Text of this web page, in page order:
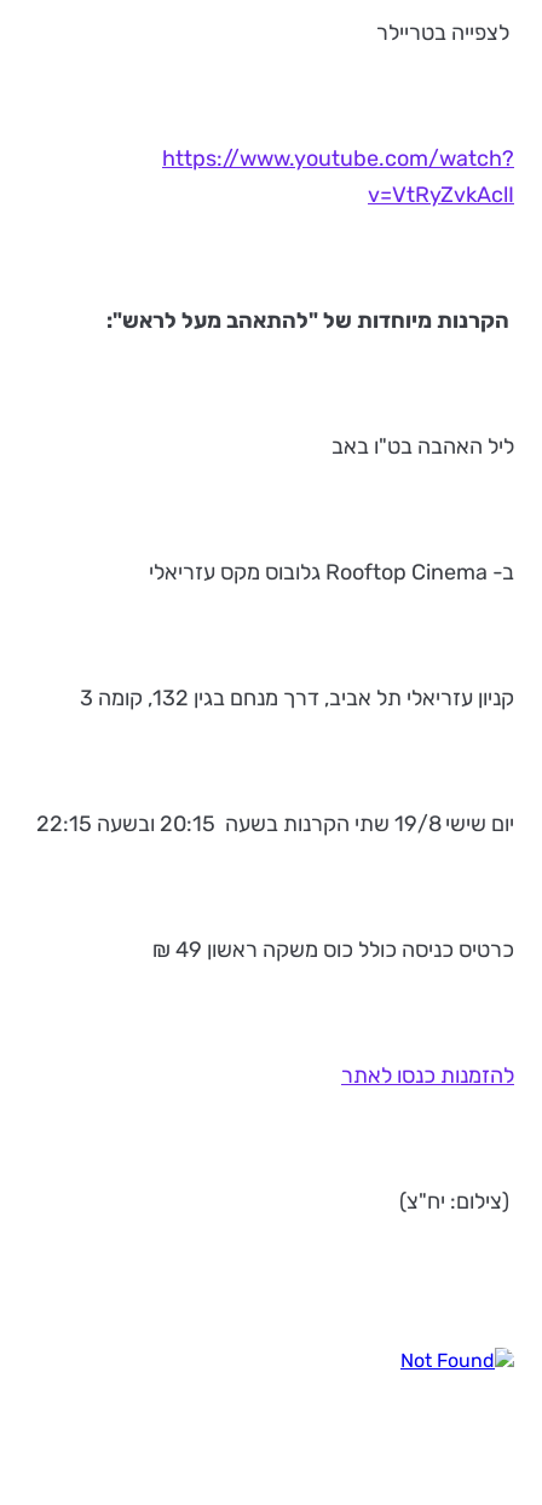
לצפייה בטריילר
https://www.youtube.com/watch?
v=VtRyZvkAclI
הקרנות מיוחדות של "להתאהב מעל לראש":
ליל האהבה בט"ו באב
ב- Rooftop Cinema גלובוס מקס עזריאלי
קניון עזריאלי תל אביב, דרך מנחם בגין 132, קומה 3
יום שישי 19/8 שתי הקרנות בשעה 20:15 ובשעה 22:15
כרטיס כניסה כולל כוס משקה ראשון 49 ₪
להזמנות כנסו לאתר
(צילום: יח"צ)